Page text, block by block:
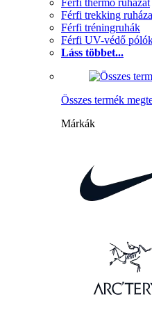
Férfi thermo ruházat
Férfi trekking
Férfi tréningruhák
Férfi UV-védő
Láss többet...
Összes termék
Márkák